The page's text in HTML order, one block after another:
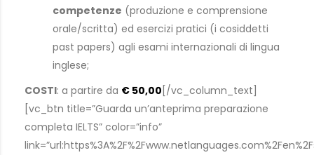
competenze (produzione e comprensione
orale/scritta) ed esercizi pratici (i cosiddetti
past papers) agli esami internazionali di lingua
inglese;
COSTI: a partire da € 50,00 [/vc_column_text]
[vc_btn title=”Guarda un’anteprima preparazione
completa IELTS” color=”info”